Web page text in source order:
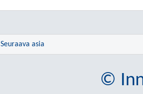
Seuraava asia
©